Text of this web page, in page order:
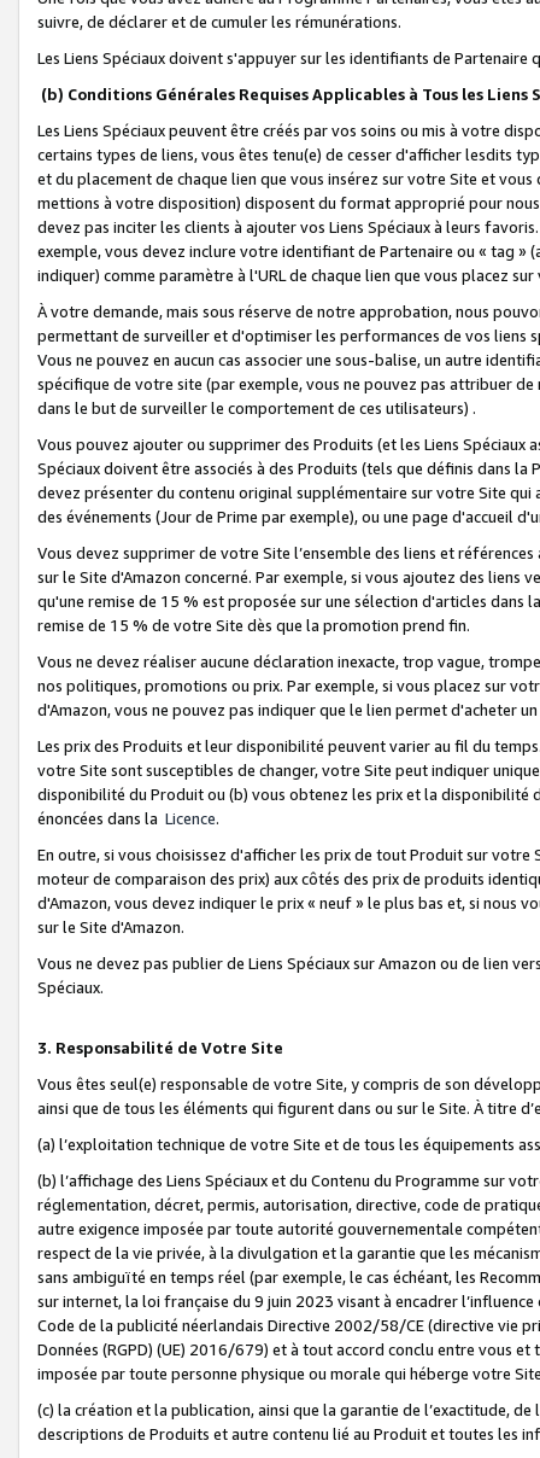
suivre, de déclarer et de cumuler les rémunérations.
Les Liens Spéciaux doivent s'appuyer sur les identifiants de Partenaire
(b) Conditions Générales Requises Applicables à Tous les Liens
Les Liens Spéciaux peuvent être créés par vos soins ou mis à votre
certains types de liens, vous êtes tenu(e) de cesser d'afficher lesdits
et du placement de chaque lien que vous insérez sur votre Site et
mettions à votre disposition) disposent du format approprié pour
devez pas inciter les clients à ajouter vos Liens Spéciaux à leurs
exemple, vous devez inclure votre identifiant de Partenaire ou « tag
indiquer) comme paramètre à l'URL de chaque lien que vous placez
À votre demande, mais sous réserve de notre approbation, nous
permettant de surveiller et d'optimiser les performances de vos liens
Vous ne pouvez en aucun cas associer une sous-balise, un autre
spécifique de votre site (par exemple, vous ne pouvez pas attribuer
dans le but de surveiller le comportement de ces utilisateurs) .
Vous pouvez ajouter ou supprimer des Produits (et les Liens
Spéciaux doivent être associés à des Produits (tels que définis dans
devez présenter du contenu original supplémentaire sur votre Site qui
des événements (Jour de Prime par exemple), ou une page d'accueil
Vous devez supprimer de votre Site l’ensemble des liens et
sur le Site d'Amazon concerné. Par exemple, si vous ajoutez des
qu'une remise de 15 % est proposée sur une sélection d'articles
remise de 15 % de votre Site dès que la promotion prend fin.
Vous ne devez réaliser aucune déclaration inexacte, trop vague,
nos politiques, promotions ou prix. Par exemple, si vous placez sur
d'Amazon, vous ne pouvez pas indiquer que le lien permet d'acheter
Les prix des Produits et leur disponibilité peuvent varier au fil du
votre Site sont susceptibles de changer, votre Site peut indiquer
disponibilité du Produit ou (b) vous obtenez les prix et la disponibilité
énoncées dans la Licence.
En outre, si vous choisissez d'afficher les prix de tout Produit sur
moteur de comparaison des prix) aux côtés des prix de produits
d'Amazon, vous devez indiquer le prix « neuf » le plus bas et, si nous
sur le Site d'Amazon.
Vous ne devez pas publier de Liens Spéciaux sur Amazon ou de lien
Spéciaux.
3. Responsabilité de Votre Site
Vous êtes seul(e) responsable de votre Site, y compris de son
ainsi que de tous les éléments qui figurent dans ou sur le Site. À titre
(a) l’exploitation technique de votre Site et de tous les équipements
(b) l’affichage des Liens Spéciaux et du Contenu du Programme sur
réglementation, décret, permis, autorisation, directive, code de
autre exigence imposée par toute autorité gouvernementale
respect de la vie privée, à la divulgation et la garantie que les
sans ambiguïté en temps réel (par exemple, le cas échéant, les
sur internet, la loi française du 9 juin 2023 visant à encadrer
Code de la publicité néerlandais Directive 2002/58/CE (directive vie
Données (RGPD) (UE) 2016/679) et à tout accord conclu entre vous
imposée par toute personne physique ou morale qui héberge votre
(c) la création et la publication, ainsi que la garantie de l’exactitude,
descriptions de Produits et autre contenu lié au Produit et toutes les